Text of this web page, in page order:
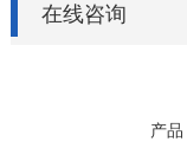
在线咨询
产品